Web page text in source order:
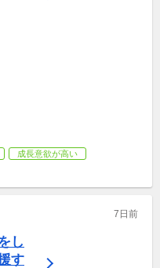
成長意欲が高い
7日前
し
す